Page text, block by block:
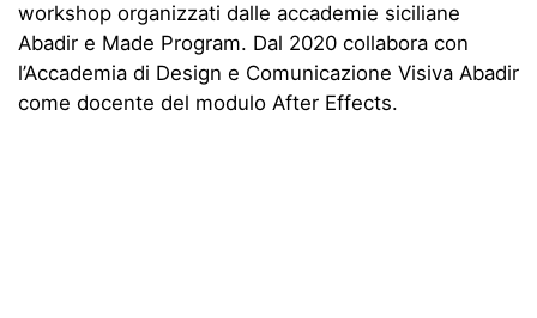
workshop organizzati dalle accademie siciliane
Abadir e Made Program. Dal 2020 collabora con
l’Accademia di Design e Comunicazione Visiva Abadir
come docente del modulo After Effects.